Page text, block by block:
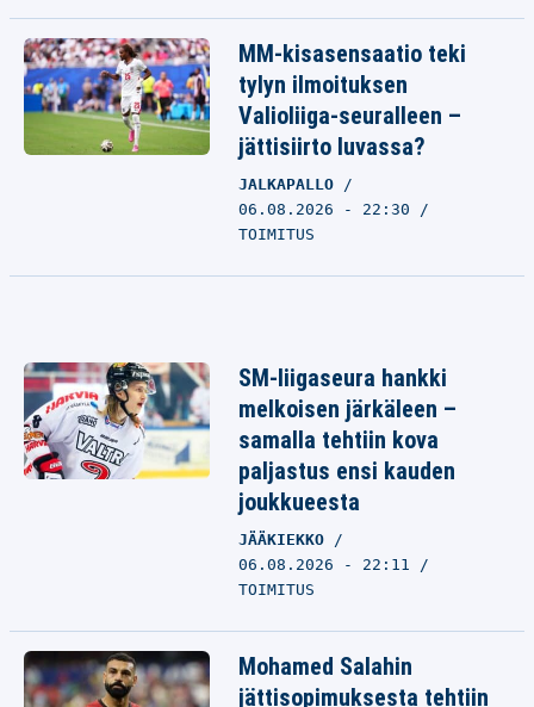
MM-kisasensaatio teki
tylyn ilmoituksen
Valioliiga-seuralleen –
jättisiirto luvassa?
JALKAPALLO
06.08.2026 - 22:30
TOIMITUS
SM-liigaseura hankki
melkoisen järkäleen –
samalla tehtiin kova
paljastus ensi kauden
joukkueesta
JÄÄKIEKKO
06.08.2026 - 22:11
TOIMITUS
Mohamed Salahin
jättisopimuksesta tehtiin